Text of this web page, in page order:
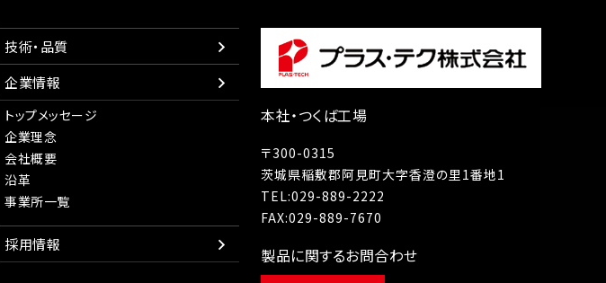
技術・品質
企業情報
トップメッセージ
企業理念
会社概要
沿革
事業所一覧
採用情報
本社・つくば工場
〒300-0315
茨城県稲敷郡阿見町大字香澄の里1番地1
TEL:029-889-2222
FAX:029-889-7670
製品に関するお問合わせ